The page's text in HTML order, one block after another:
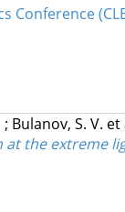
; Bulanov, S. V. et
the extreme